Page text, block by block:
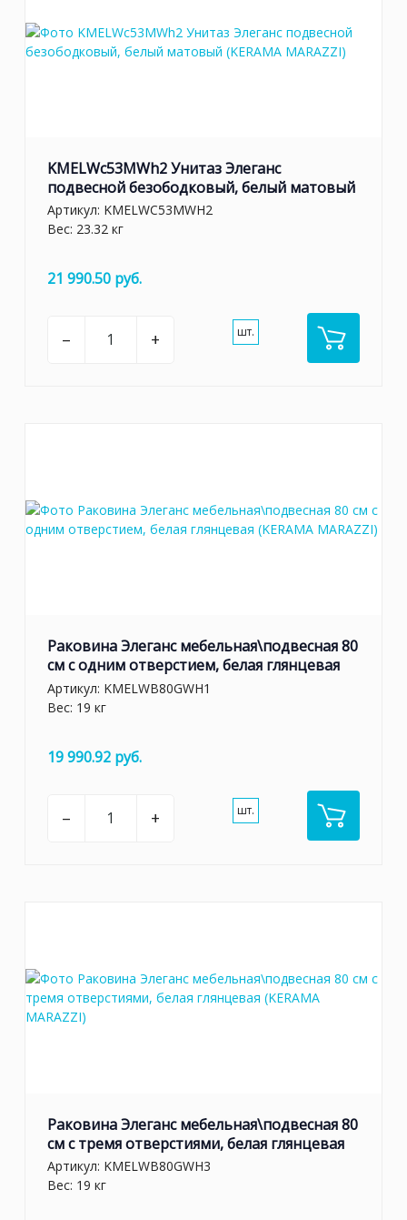
KMELWc53MWh2 Унитаз Элеганс
подвесной безободковый, белый матовый
Артикул: KMELWC53MWH2
Вес: 23.32 кг
21 990.50 руб.
– + шт.
Раковина Элеганс мебельная\подвесная 80
см с одним отверстием, белая глянцевая
Артикул: KMELWB80GWH1
Вес: 19 кг
19 990.92 руб.
– + шт.
Раковина Элеганс мебельная\подвесная 80
см с тремя отверстиями, белая глянцевая
Артикул: KMELWB80GWH3
Вес: 19 кг